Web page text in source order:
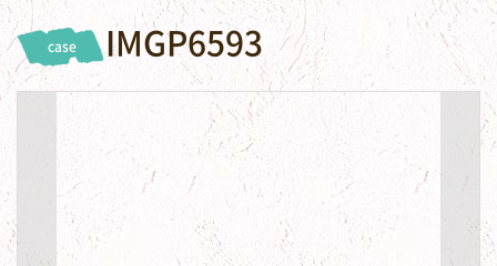
case IMGP6593